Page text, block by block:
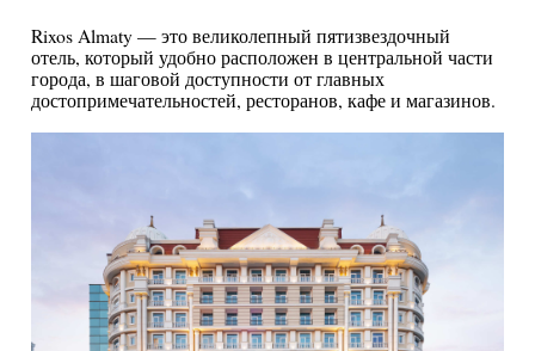
Rixos Almaty — это великолепный пятизвездочный
отель, который удобно расположен в центральной части
города, в шаговой доступности от главных
достопримечательностей, ресторанов, кафе и магазинов.